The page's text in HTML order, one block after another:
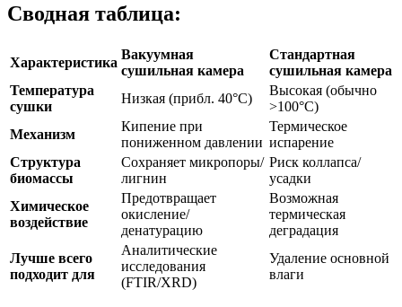
Сводная таблица:
Характеристика
Вакуумная
сушильная камера
Стандартная
сушильная камера
Температура
сушки
Низкая (прибл. 40°C)
Высокая (обычно
>100°C)
Механизм
Кипение при
пониженном давлении
Термическое
испарение
Структура
биомассы
Сохраняет микропоры/
лигнин
Риск коллапса/
усадки
Химическое
воздействие
Предотвращает
окисление/
денатурацию
Возможная
термическая
деградация
Лучше всего
подходит для
Аналитические
исследования
(FTIR/XRD)
Удаление основной
влаги